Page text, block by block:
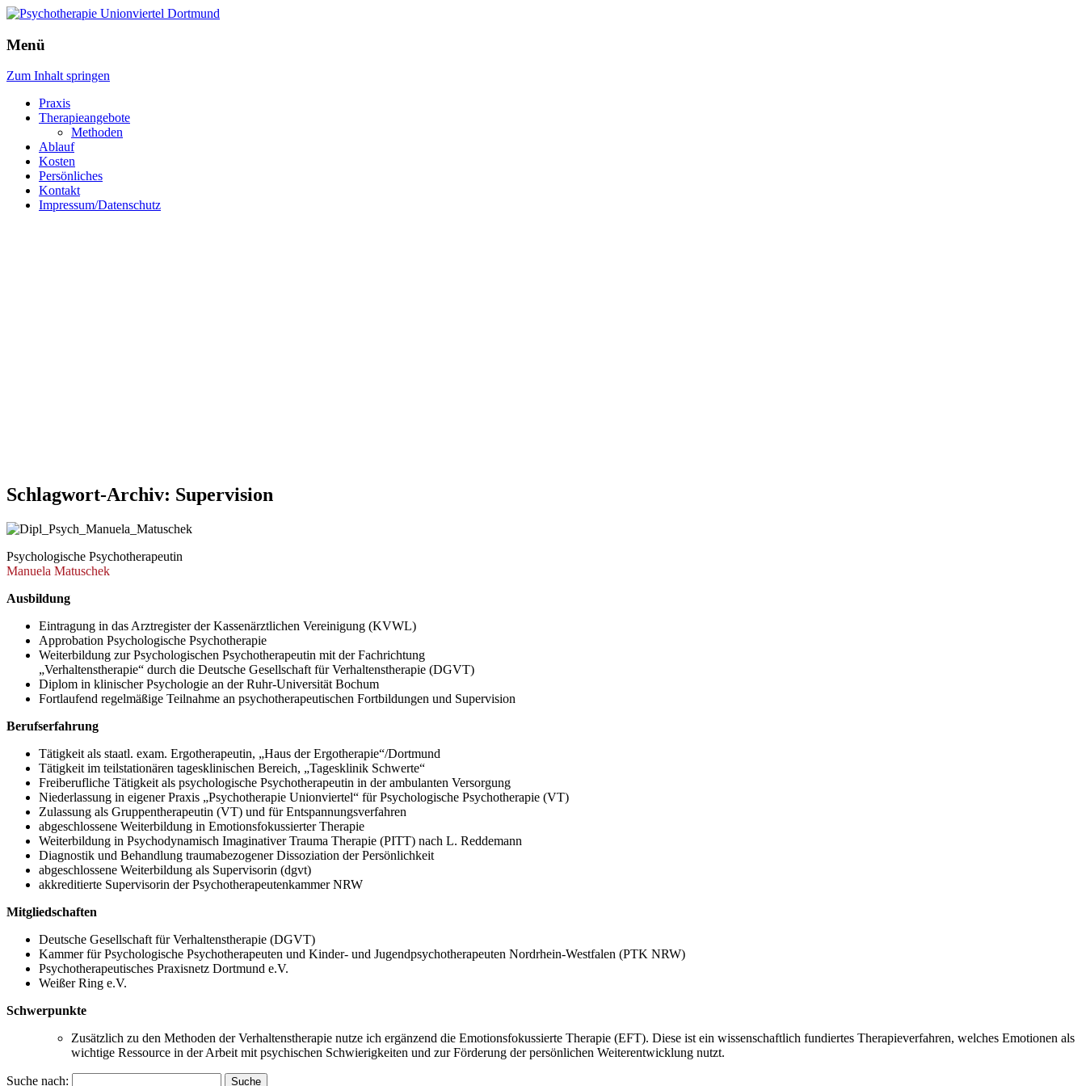
Menü
Zum Inhalt springen
Praxis
Therapieangebote
Methoden
Ablauf
Kosten
Persönliches
Kontakt
Impressum/Datenschutz
Schlagwort-Archiv: Supervision
Psychologische Psychotherapeutin
Manuela Matuschek
Ausbildung
Eintragung in das Arztregister der Kassenärztlichen Vereinigung (KVWL)
Approbation Psychologische Psychotherapie
Weiterbildung zur Psychologischen Psychotherapeutin mit der Fachrichtung
„Verhaltenstherapie“ durch die Deutsche Gesellschaft für Verhaltenstherapie (DGVT)
Diplom in klinischer Psychologie an der Ruhr-Universität Bochum
Fortlaufend regelmäßige Teilnahme an psychotherapeutischen Fortbildungen und Supervision
Berufserfahrung
Tätigkeit als staatl. exam. Ergotherapeutin, „Haus der Ergotherapie“/Dortmund
Tätigkeit im teilstationären tagesklinischen Bereich, „Tagesklinik Schwerte“
Freiberufliche Tätigkeit als psychologische Psychotherapeutin in der ambulanten Versorgung
Niederlassung in eigener Praxis „Psychotherapie Unionviertel“ für Psychologische Psychotherapie (VT)
Zulassung als Gruppentherapeutin (VT) und für Entspannungsverfahren
abgeschlossene Weiterbildung in Emotionsfokussierter Therapie
Weiterbildung in Psychodynamisch Imaginativer Trauma Therapie (PITT) nach L. Reddemann
Diagnostik und Behandlung traumabezogener Dissoziation der Persönlichkeit
abgeschlossene Weiterbildung als Supervisorin (dgvt)
akkreditierte Supervisorin der Psychotherapeutenkammer NRW
Mitgliedschaften
Deutsche Gesellschaft für Verhaltenstherapie (DGVT)
Kammer für Psychologische Psychotherapeuten und Kinder- und Jugendpsychotherapeuten Nordrhein-Westfalen (PTK NRW)
Psychotherapeutisches Praxisnetz Dortmund e.V.
Weißer Ring e.V.
Schwerpunkte
Zusätzlich zu den Methoden der Verhaltenstherapie nutze ich ergänzend die Emotionsfokussierte Therapie (EFT). Diese ist ein wissenschaftlich fundiertes Therapieverfahren, welches Emotionen als
wichtige Ressource in der Arbeit mit psychischen Schwierigkeiten und zur Förderung der persönlichen Weiterentwicklung nutzt.
Suche nach: